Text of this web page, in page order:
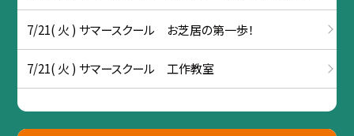
7/21( 火 ) サマースクール お芝居の第一歩！
7/21( 火 ) サマースクール 工作教室